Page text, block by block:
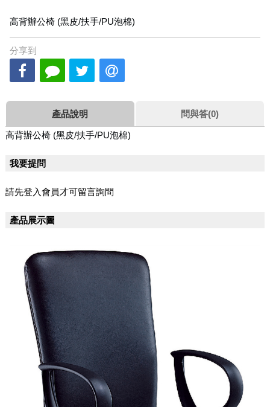
高背辦公椅 (黑皮/扶手/PU泡棉)
分享到
產品說明 問與答(0)
高背辦公椅 (黑皮/扶手/PU泡棉)
我要提問
請先登入會員才可留言詢問
產品展示圖